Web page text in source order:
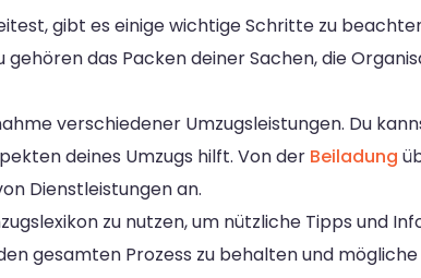
gibt es einige wichtige Schritte zu
das Packen deiner Sachen, die
verschiedener Umzugsleistungen. Du
deines Umzugs hilft. Von der Beiladung
Dienstleistungen an.
zu nutzen, um nützliche Tipps und
gesamten Prozess zu behalten und